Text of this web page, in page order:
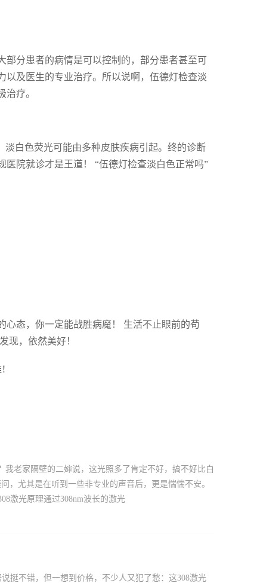
部分患者的病情是可以控制的，部分患者甚至可
以及医生的专业治疗。所以说啊，伍德灯检查淡
疗。
淡白色荧光可能由多种皮肤疾病引起。终的诊断
院就诊才是王道！ “伍德灯检查淡白色正常吗”
态，你一定能战胜病魔！ 生活不止眼前的苟
现，依然美好！
我老家隔壁的二婶说，这光照多了肯定不好，搞不好比白
，尤其是在听到一些非专业的声音后，更是惴惴不安。
激光原理通过308nm波长的激光
挺不错，但一想到价格，不少人又犯了愁：这308激光